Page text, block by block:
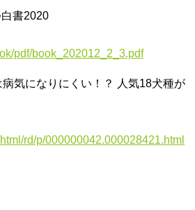
書2020
pdf/book_202012_2_3.pdf
気になりにくい！？ 人気18犬種が
rd/p/000000042.000028421.html